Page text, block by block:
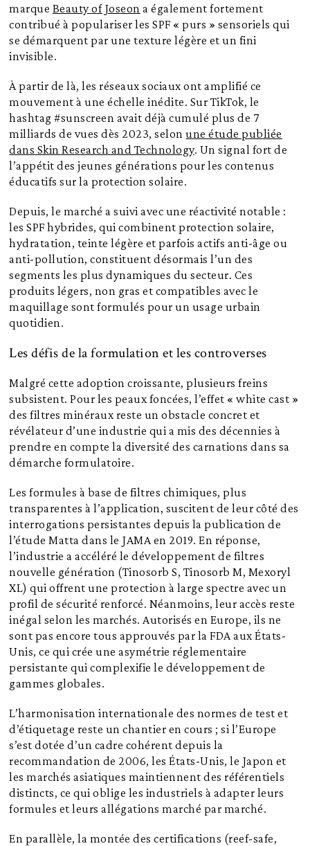
marque Beauty of Joseon a également fortement
contribué à populariser les SPF « purs » sensoriels qui
se démarquent par une texture légère et un fini
invisible.
À partir de là, les réseaux sociaux ont amplifié ce
mouvement à une échelle inédite. Sur TikTok, le
hashtag #sunscreen avait déjà cumulé plus de 7
milliards de vues dès 2023, selonune étude publiée
dans Skin Research and Technology. Un signal fort de
l’appétit des jeunes générations pour les contenus
éducatifs sur la protection solaire.
Depuis, le marché a suivi avec une réactivité notable :
les SPF hybrides, qui combinent protection solaire,
hydratation, teinte légère et parfois actifs anti-âge ou
anti-pollution, constituent désormais l’un des
segments les plus dynamiques du secteur. Ces
produits légers, non gras et compatibles avec le
maquillage sont formulés pour un usage urbain
quotidien.
Les défis de la formulation et les controverses
Malgré cette adoption croissante, plusieurs freins
subsistent. Pour les peaux foncées, l’effet « white cast »
des filtres minéraux reste un obstacle concret et
révélateur d’une industrie qui a mis des décennies à
prendre en compte la diversité des carnations dans sa
démarche formulatoire.
Les formules à base de filtres chimiques, plus
transparentes à l’application, suscitent de leur côté des
interrogations persistantes depuis la publication de
l’étude Matta dans le JAMA en 2019. En réponse,
l’industrie a accéléré le développement de filtres
nouvelle génération (Tinosorb S, Tinosorb M, Mexoryl
XL) qui offrent une protection à large spectre avec un
profil de sécurité renforcé. Néanmoins, leur accès reste
inégal selon les marchés. Autorisés en Europe, ils ne
sont pas encore tous approuvés par la FDA aux États-
Unis, ce qui crée une asymétrie réglementaire
persistante qui complexifie le développement de
gammes globales.
L’harmonisation internationale des normes de test et
d’étiquetage reste un chantier en cours ; si l’Europe
s’est dotée d’un cadre cohérent depuis la
recommandation de 2006, les États-Unis, le Japon et
les marchés asiatiques maintiennent des référentiels
distincts, ce qui oblige les industriels à adapter leurs
formules et leurs allégations marché par marché.
En parallèle, la montée des certifications (reef-safe,